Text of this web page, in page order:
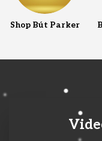
Shop Bút Parker